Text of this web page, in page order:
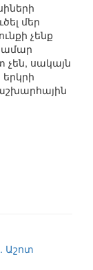
մեր
չենք
սակայն
երկրի
Աշոտ